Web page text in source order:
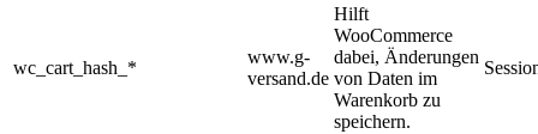
wc_cart_hash_*
www.g-
versand.de
Hilft
WooCommerce
dabei, Änderungen
von Daten im
Warenkorb zu
speichern.